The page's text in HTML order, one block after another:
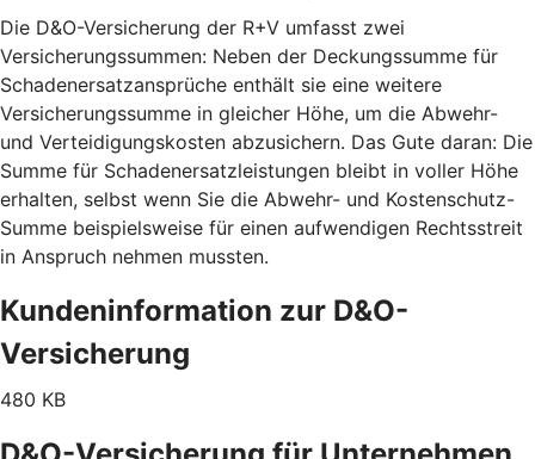
Die D&O-Versicherung der R+V umfasst zwei
Versicherungssummen: Neben der Deckungssumme für
Schadenersatzansprüche enthält sie eine weitere
Versicherungssumme in gleicher Höhe, um die Abwehr-
und Verteidigungskosten abzusichern. Das Gute daran: Die
Summe für Schadenersatzleistungen bleibt in voller Höhe
erhalten, selbst wenn Sie die Abwehr- und Kostenschutz-
Summe beispielsweise für einen aufwendigen Rechtsstreit
in Anspruch nehmen mussten.
Kundeninformation zur D&O-
Versicherung
480 KB